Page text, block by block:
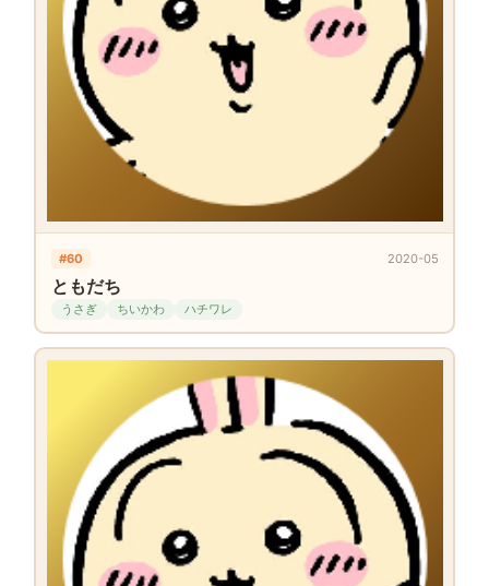
#60 2020-05
ともだち
うさぎ ちいかわ ハチワレ